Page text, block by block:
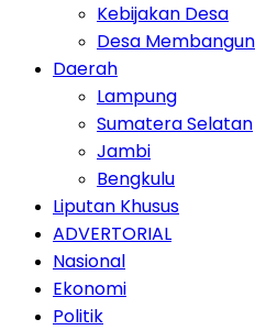
Kebijakan Desa
Desa Membangun
Daerah
Lampung
Sumatera Selatan
Jambi
Bengkulu
Liputan Khusus
ADVERTORIAL
Nasional
Ekonomi
Politik